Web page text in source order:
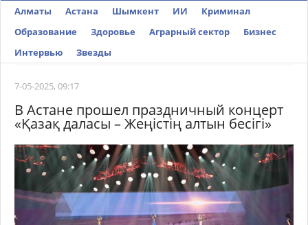
Алматы Астана Шымкент ИИ
Криминал
Образование
Здоровье Аграрный сектор
Бизнес
Интервью
Звезды
7-05-2025, 09:17
В Астане прошел праздничный концерт
«Қазақ даласы – Жеңістің алтын бесігі»